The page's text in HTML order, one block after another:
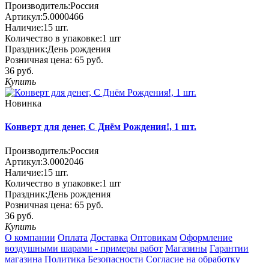
Производитель:Россия
Артикул:5.0000466
Наличие:15 шт.
Количество в упаковке:1 шт
Праздник:День рождения
Розничная цена: 65 руб.
36 руб.
Купить
Новинка
Конверт для денег, C Днём Рождения!, 1 шт.
Производитель:Россия
Артикул:3.0002046
Наличие:15 шт.
Количество в упаковке:1 шт
Праздник:День рождения
Розничная цена: 65 руб.
36 руб.
Купить
О компании Оплата Доставка Оптовикам Оформление
воздушными шарами - примеры работ Магазины Гарантии
магазина Политика Безопасности Согласие на обработку